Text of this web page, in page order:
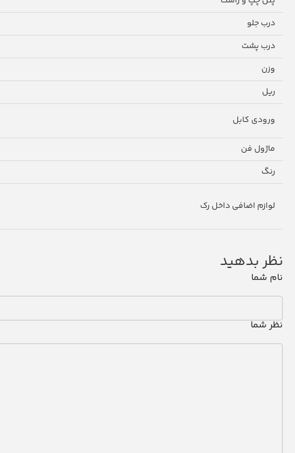
درب جلو
درب پشت
وزن
ریل
ورودی کابل
ماژول فن
رنگ
لوازم اضافی داخل رک
نظر بدهید
نام شما
نظر شما